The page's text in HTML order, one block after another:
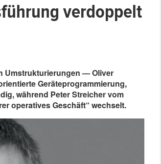
verdoppelt
Umstrukturierungen — Oliver
Geräteprogrammierung,
während Peter Streicher vom
operatives Geschäft“ wechselt.